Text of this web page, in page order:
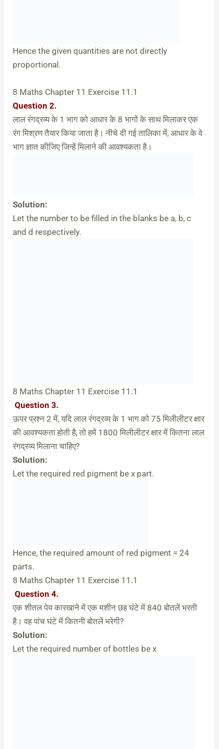
Hence the given quantities are not directly
proportional.
8 Maths Chapter 11 Exercise 11.1
Question 2.
लाल रंगद्रव्य के 1 भाग को आधार के 8 भागों के साथ मिलाकर एक
रंग मिश्रण तैयार किया जाता है। नीचे दी गई तालिका में, आधार के वे
भाग ज्ञात कीजिए जिन्हें मिलाने की आवश्यकता है।
Solution:
Let the number to be filled in the blanks be a, b, c
and d respectively.
8 Maths Chapter 11 Exercise 11.1
Question 3.
ऊपर प्रश्न 2 में, यदि लाल रंगद्रव्य के 1 भाग को 75 मिलीलीटर क्षार
की आवश्यकता होती है, तो हमें 1800 मिलीलीटर क्षार में कितना लाल
रंगद्रव्य मिलाना चाहिए?
Solution:
Let the required red pigment be x part.
Hence, the required amount of red pigment = 24
parts.
8 Maths Chapter 11 Exercise 11.1
Question 4.
एक शीतल पेय कारखाने में एक मशीन छह घंटे में 840 बोतलें भरती
है। वह पांच घंटे में कितनी बोतलें भरेगी?
Solution:
Let the required number of bottles be x